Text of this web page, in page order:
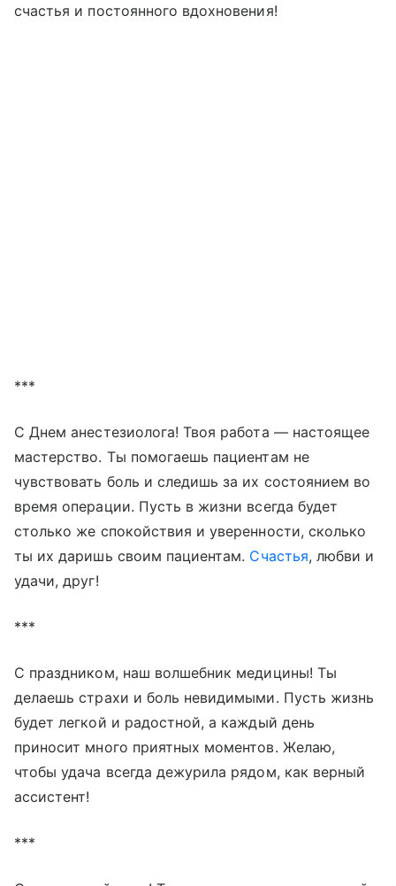
счастья и постоянного вдохновения!
***
С Днем анестезиолога! Твоя работа — настоящее
мастерство. Ты помогаешь пациентам не
чувствовать боль и следишь за их состоянием во
время операции. Пусть в жизни всегда будет
столько же спокойствия и уверенности, сколько
ты их даришь своим пациентам. Счастья, любви и
удачи, друг!
***
С праздником, наш волшебник медицины! Ты
делаешь страхи и боль невидимыми. Пусть жизнь
будет легкой и радостной, а каждый день
приносит много приятных моментов. Желаю,
чтобы удача всегда дежурила рядом, как верный
ассистент!
***